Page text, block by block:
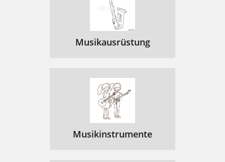
Musikausrüstung
Musikinstrumente